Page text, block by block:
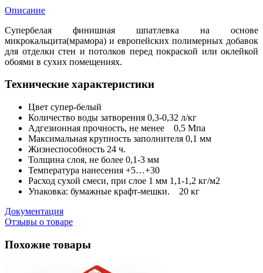
Описание
Супербелая финишная шпатлевка на основе
микрокальцита(мрамора) и европейских полимерных добавок
для отделки стен и потолков перед покраской или оклейкой
обоями в сухих помещениях.
Технические характеристики
Цвет супер-белый
Количество воды затворения 0,3-0,32 л/кг
Адгезионная прочность, не менее 0,5 Мпа
Максимальная крупность заполнителя 0,1 мм
Жизнеспособность 24 ч.
Толщина слоя, не более 0,1-3 мм
Температура нанесения +5…+30
Расход сухой смеси, при слое 1 мм 1,1-1,2 кг/м2
Упаковка: бумажные крафт-мешки. 20 кг
Документация
Отзывы о товаре
Похожие товары